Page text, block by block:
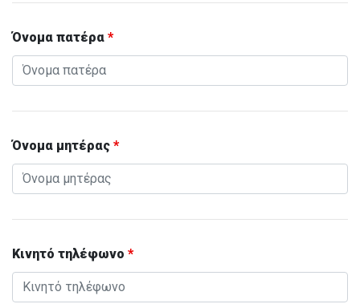
Όνομα πατέρα *
Όνομα μητέρας *
Κινητό τηλέφωνο *